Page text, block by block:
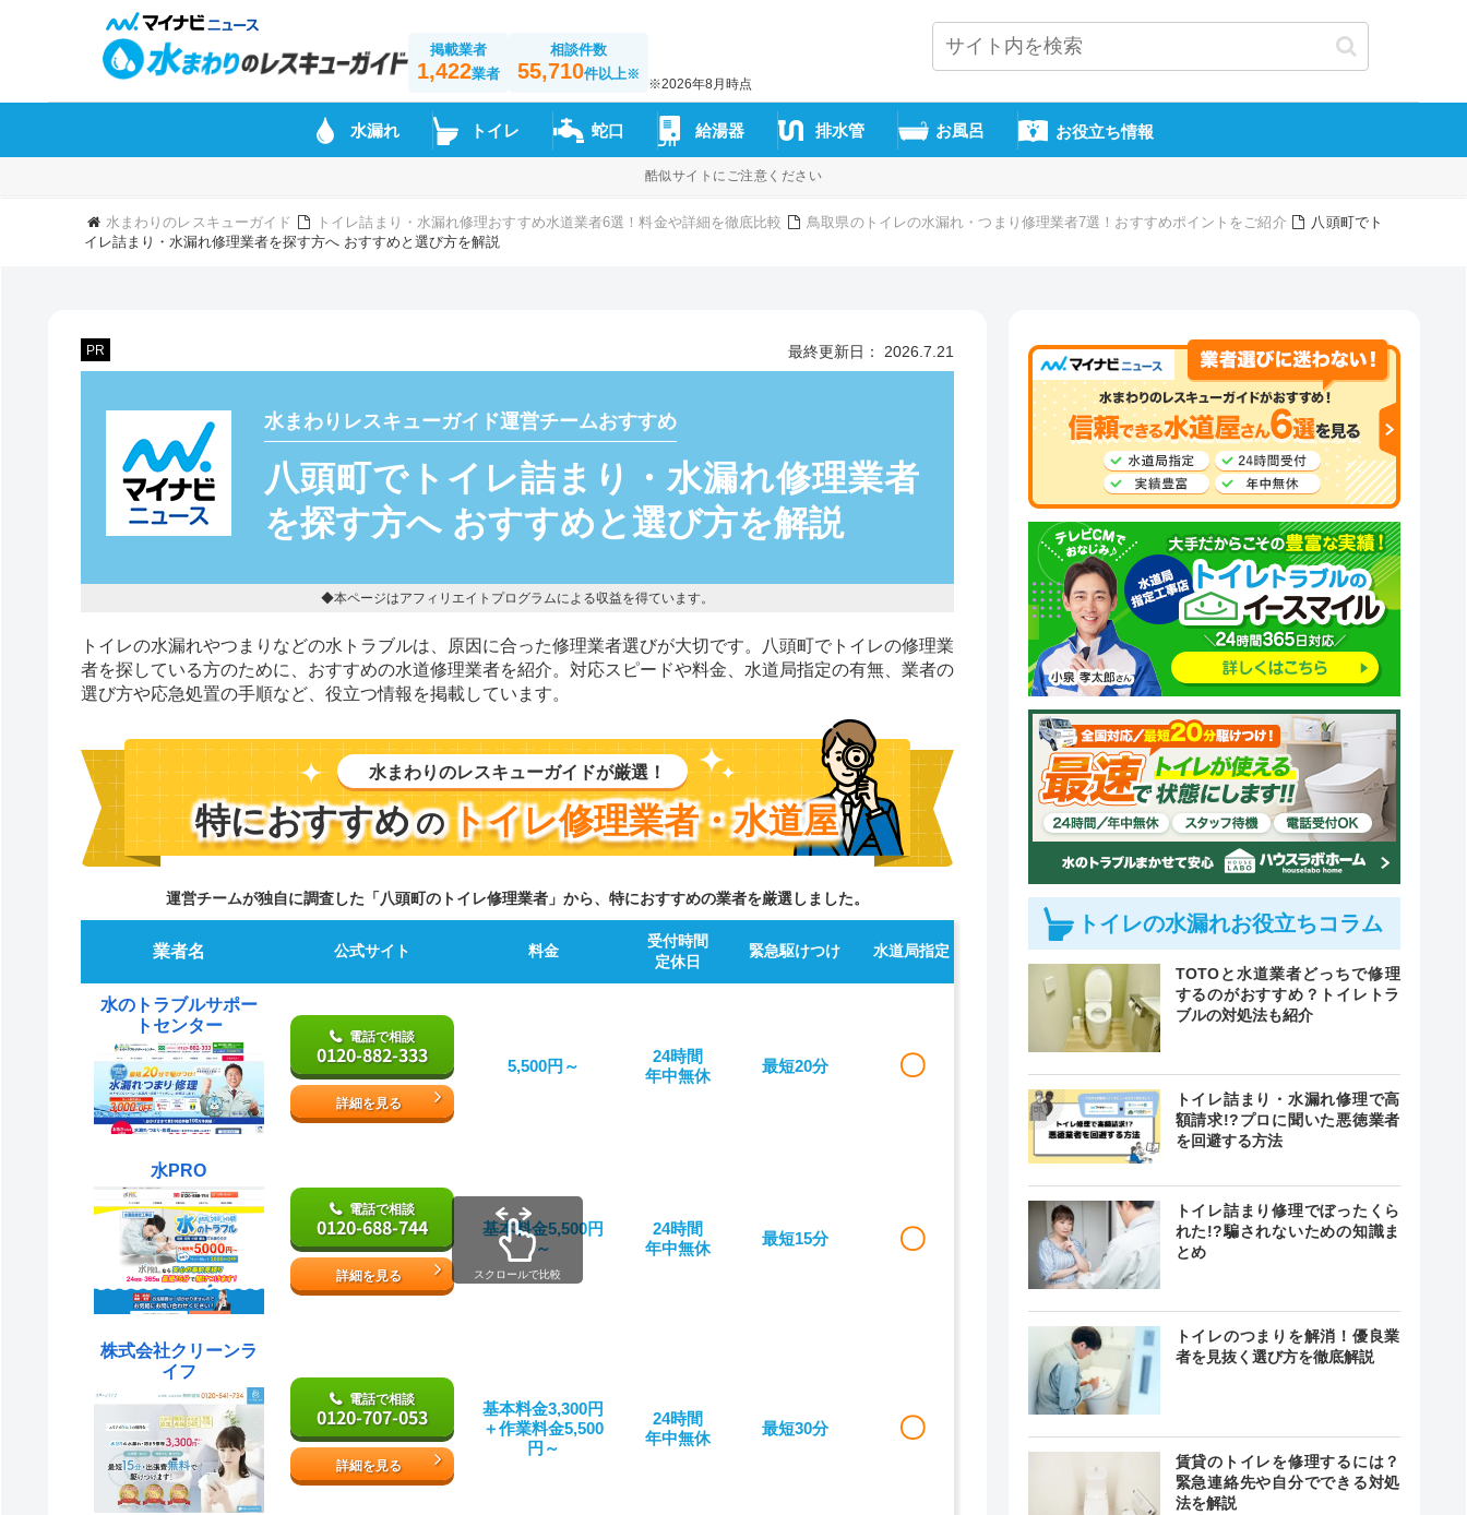
掲載業者
1,422業者
相談件数
55,710件以上※
※2026年8月時点
水漏れ トイレ 蛇口 給湯器 排水管 お風呂 お役立ち情報
酷似サイトにご注意ください
水まわりのレスキューガイド トイレ詰まり・水漏れ修理おすすめ水道業者6選！料金や詳細を徹底比較 鳥取県のトイレの水漏れ・つまり修理業者7選！おすすめポイントをご紹介
八頭町でト
イレ詰まり・水漏れ修理業者を探す方へ おすすめと選び方を解説
PR 最終更新日： 2026.7.21
水まわりレスキューガイド運営チームおすすめ
八頭町でトイレ詰まり・水漏れ修理業者
を探す方へ おすすめと選び方を解説
◆本ページはアフィリエイトプログラムによる収益を得ています。
トイレの水漏れやつまりなどの水トラブルは、原因に合った修理業者選びが大切です。八頭町でトイレの修理業
者を探している方のために、おすすめの水道修理業者を紹介。対応スピードや料金、水道局指定の有無、業者の
選び方や応急処置の手順など、役立つ情報を掲載しています。
水まわりのレスキューガイドが厳選！
特におすすめのトイレ修理業者・水道屋
運営チームが独自に調査した「八頭町のトイレ修理業者」から、特におすすめの業者を厳選しました。
業者名 公式サイト 料金
受付時間
定休日
緊急駆けつけ 水道局指定 クチコミ
水のトラブルサポー
トセンター
電話で相談
0120-882-333
詳細を見る
5,500円～
24時間
年中無休
最短20分 〇
4
（123件）
水PRO
電話で相談
0120-688-744
詳細を見る
基本料金5,500円
～
24時間
年中無休
最短15分 〇
2.4
（12件）
株式会社クリーンラ
イフ
電話で相談
0120-707-053
詳細を見る
基本料金3,300円
＋作業料金5,500
円～
24時間
年中無休
最短30分 〇
4.8
（410件）
スクロールで比較
トイレの水漏れお役立ちコラム
TOTOと水道業者どっちで修理
するのがおすすめ？トイレトラ
ブルの対処法も紹介
トイレ詰まり・水漏れ修理で高
額請求!?プロに聞いた悪徳業者
を回避する方法
トイレ詰まり修理でぼったくら
れた!?騙されないための知識ま
とめ
トイレのつまりを解消！優良業
者を見抜く選び方を徹底解説
賃貸のトイレを修理するには？
緊急連絡先や自分でできる対処
法を解説